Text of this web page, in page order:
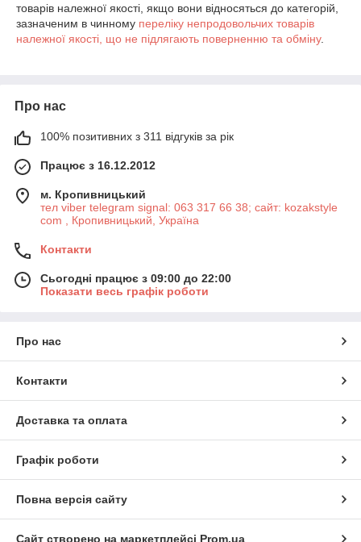
товарів належної якості, якщо вони відносяться до категорій,
зазначеним в чинному переліку непродовольчих товарів
належної якості, що не підлягають поверненню та обміну.
Про нас
100% позитивних з 311 відгуків за рік
Працює з 16.12.2012
м. Кропивницький
тел viber telegram signal: 063 317 66 38; сайт: kozakstyle
com , Кропивницький, Україна
Контакти
Сьогодні працює з 09:00 до 22:00
Показати весь графік роботи
Про нас
Контакти
Доставка та оплата
Графік роботи
Повна версія сайту
Сайт створено на маркетплейсі Prom.ua